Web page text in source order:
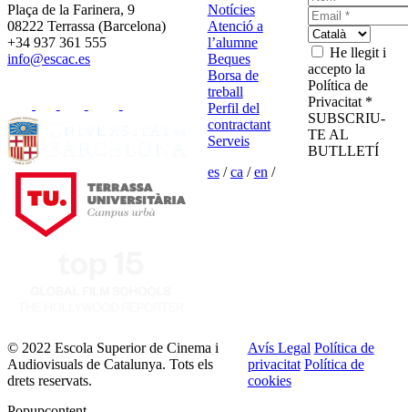
Plaça de la Farinera, 9
08222 Terrassa (Barcelona)
+34 937 361 555
info@escac.es
Notícies
Atenció a
l’alumne
Beques
Borsa de
treball
Perfil del
contractant
Serveis
es/ca /en /
He llegit i
accepto la
Política de
Privacitat *
SUBSCRIU-
TE AL
BUTLLETÍ
© 2022 Escola Superior de Cinema i
Audiovisuals de Catalunya. Tots els
drets reservats.
Avís Legal Política de
privacitat Política de
cookies